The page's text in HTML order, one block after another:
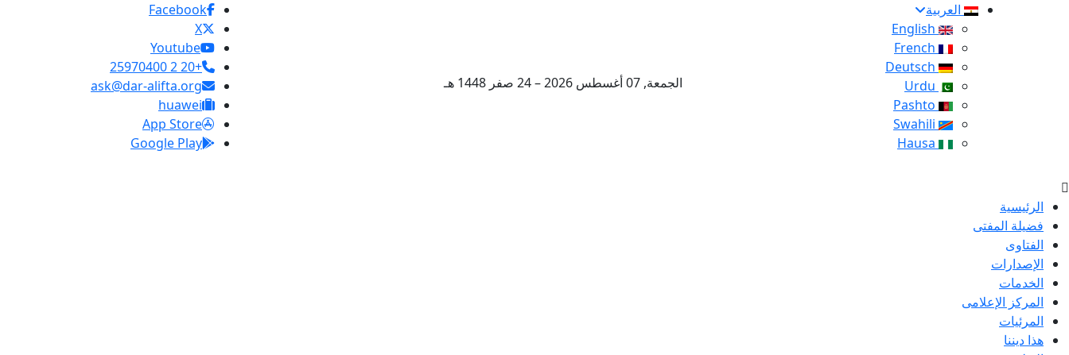
العربية
الجمعة, 07 أغسطس 2026 – 24 صفر 1448 هـ
Facebook
X
Youtube
+20 2 25970400
ask@dar-alifta.org
huawei
App Store
Google Play
الرئيسية
فضيلة المفتى
الفتاوى
الإصدارات
الخدمات
المركز الإعلامى
المرئيات
هذا ديننا